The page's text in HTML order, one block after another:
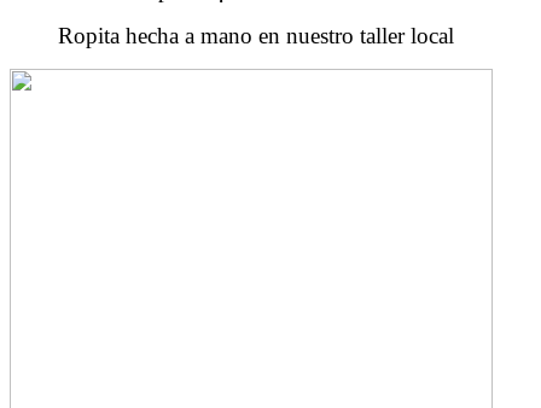
Ropita hecha a mano en nuestro taller local